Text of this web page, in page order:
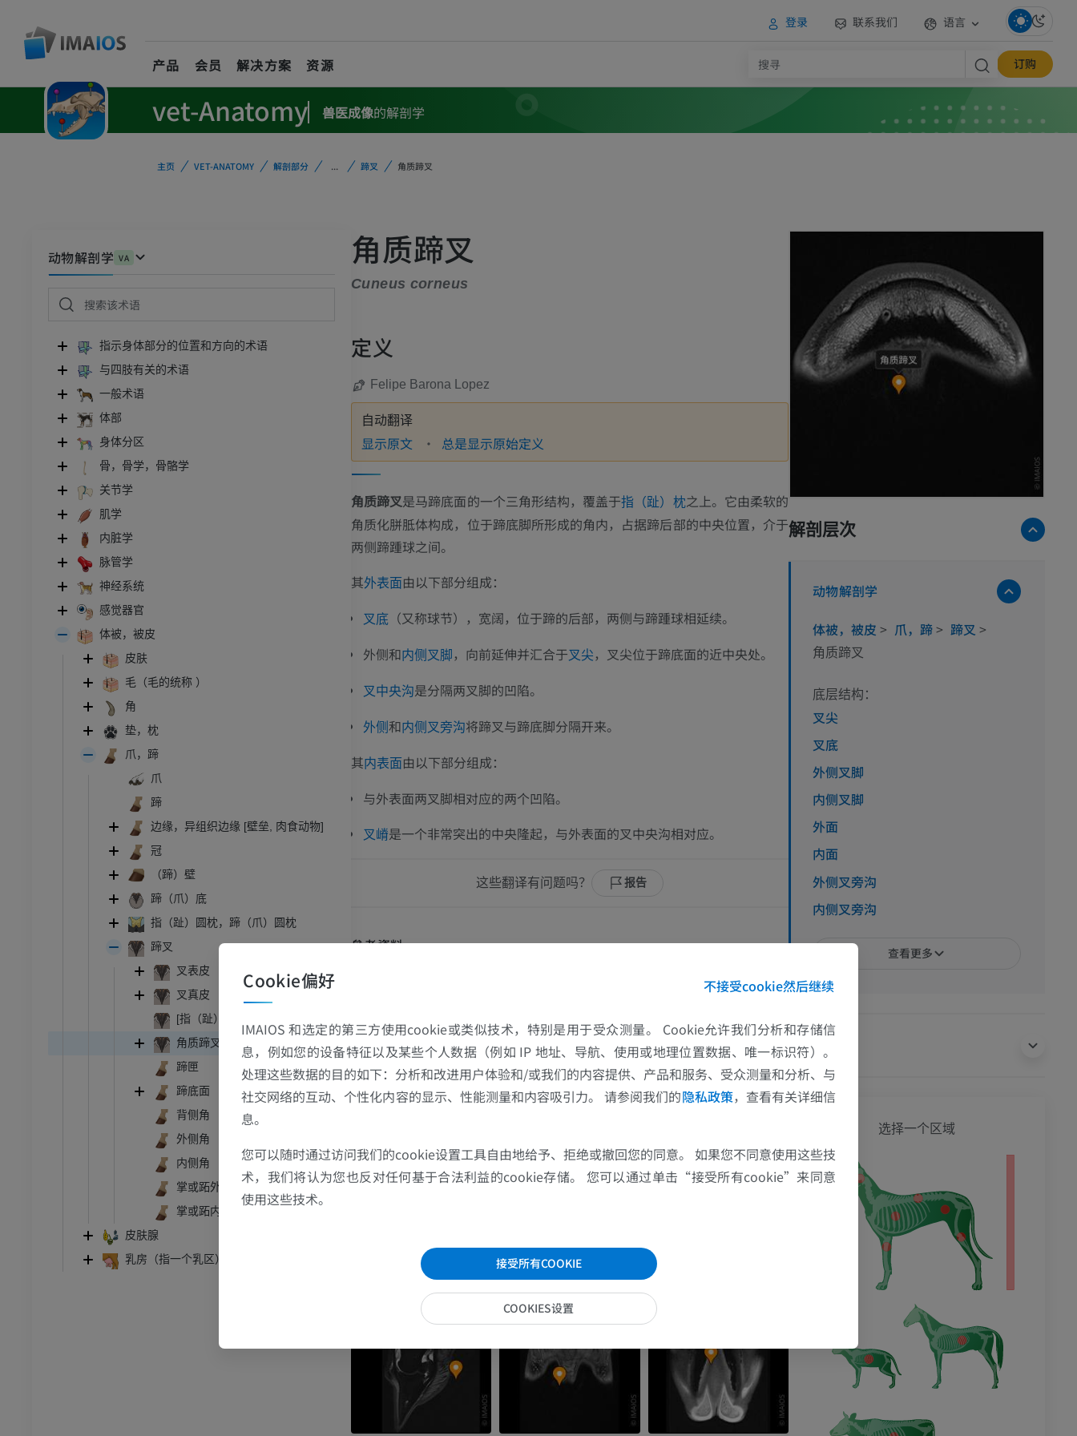
登录 联系我们 语言
产品 会员 解决方案 资源 订购
vet-Anatomy 兽医成像的解剖学
主页 VET-ANATOMY 解剖部分 ... 蹄叉 角质蹄叉
动物解剖学 VA
指示身体部分的位置和方向的术语
与四肢有关的术语
一般术语
体部
身体分区
骨，骨学，骨骼学
关节学
肌学
内脏学
脉管学
神经系统
感觉器官
体被，被皮
皮肤
毛（毛的统称 ）
角
垫，枕
爪，蹄
爪
蹄
边缘，异组织边缘 [壁垒, 肉食动物]
冠
（蹄）壁
蹄（爪）底
指（趾）圆枕，蹄（爪）圆枕
蹄叉
叉表皮
叉真皮
[指（趾）枕蹄叉部]叉皮下组织
角质蹄叉
蹄匣
蹄底面
背侧角
外侧角
内侧角
掌或跖外侧角
掌或跖内侧角
皮肤腺
乳房（指一个乳区）
角质蹄叉
Cuneus corneus
定义
Felipe Barona Lopez
自动翻译
显示原文 总是显示原始定义
角质蹄叉是马蹄底面的一个三角形结构，覆盖于指（趾）枕之上。它由柔软的
角质化胼胝体构成，位于蹄底脚所形成的角内，占据蹄后部的中央位置，介于
两侧蹄踵球之间。
其外表面由以下部分组成：
叉底 （又称球节），宽阔，位于蹄的后部，两侧与蹄踵球相延续。
外侧和内侧叉脚，向前延伸并汇合于叉尖，叉尖位于蹄底面的近中央处。
叉中央沟是分隔两叉脚的凹陷。
外侧和内侧叉旁沟将蹄叉与蹄底脚分隔开来。
其内表面由以下部分组成：
与外表面两叉脚相对应的两个凹陷。
叉嵴是一个非常突出的中央隆起，与外表面的叉中央沟相对应。
这些翻译有问题吗？ 报告
參考資料
I, Vigot, Paris, 2010.
图片集
解剖层次
动物解剖学
体被，被皮 > 爪，蹄> 蹄叉 >
角质蹄叉
底层结构：
叉尖
叉底
外侧叉脚
内侧叉脚
外面
内面
外侧叉旁沟
内侧叉旁沟
查看更多
翻译
牛：一般解剖学
插画
免費
牛 - 骨学
马 - 骨学
插画
马-骨骼学
放射影像学
免費
计算机体层摄影
优质会员
老鼠-全身
计算机体层摄影
选择一个区域
Cookie偏好 不接受cookie然后继续
IMAIOS 和选定的第三方使用cookie或类似技术，特别是用于受众测量。 Cookie允许我们分析和存储信
息，例如您的设备特征以及某些个人数据（例如 IP 地址、导航、使用或地理位置数据、唯一标识符）。
处理这些数据的目的如下：分析和改进用户体验和/或我们的内容提供、产品和服务、受众测量和分析、与
社交网络的互动、个性化内容的显示、性能测量和内容吸引力。 请参阅我们的隐私政策，查看有关详细信
息。
您可以随时通过访问我们的cookie设置工具自由地给予、拒绝或撤回您的同意。 如果您不同意使用这些技
术，我们将认为您也反对任何基于合法利益的cookie存储。 您可以通过单击“接受所有cookie”来同意
使用这些技术。
接受所有COOKIE
COOKIES设置